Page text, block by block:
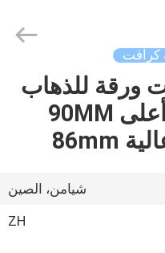
كرافت
ورقة للذهاب
أكواب للكنيسة أعلى 90MM
شيامن، الصين
ZH